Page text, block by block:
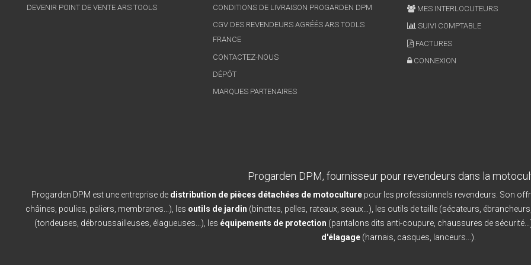
DEVENIR POINT DE VENTE ARS TOOLS
CONDITIONS DE LIVRAISON PROGARDEN DPM
CGV DES REVENDEURS AGRÉÉS ARS TOOLS
FRANCE
CONTACTEZ-NOUS
DÉPÔT
MARQUES PARTENAIRES
MES INTERLOCUTEURS
SUIVI COMPTABLE
FACTURES
CONNEXION
Progarden DPM, fournisseur pour revendeurs dans la
Progarden DPM est une entreprise de distribution de pièces détachées de motoculturepour les professionnels revendeurs. Son
châines, poulies, paliers, membranes...), les outils de jardin (binettes, pelles, rateaux, seaux...), les outils de taille (sécateurs,
(tondeuses, débroussailleuses, élagueuses...), les équipements de protection (pantalons dits anti-coupure, chaussures de
d'élagage(harnais, casques, lanceurs...).